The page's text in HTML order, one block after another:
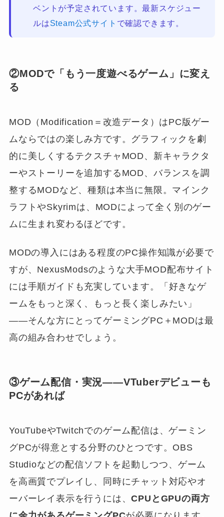
ベントが予定されています。最新スケジュー
ルはSteam公式サイト で確認できます。
②MODで「もう一度遊べるゲーム」に変え
る
MOD（Modification＝改造データ）はPC版ゲー
ムならではの楽しみ方です。グラフィックを劇
的に美しくするテクスチャMOD、新キャラクタ
ーやストーリーを追加するMOD、バランスを調
整するMODなど、種類は本当に無限。マインク
ラフトやSkyrimは、MODによって全く別のゲー
ムに生まれ変わるほどです。
MODの導入にはある程度のPC操作知識が必要で
すが、NexusModsのような大手MOD配布サイト
には手順ガイドも充実しています。「好きなゲ
ームをもっと深く、もっと長く楽しみたい」
——そんな方にとってゲーミングPC＋MODは最
高の組み合わせでしょう。
③ゲーム配信・実況——VTuberデビューも
PCがあれば
YouTubeやTwitchでのゲーム配信は、ゲーミン
グPCが得意とする分野のひとつです。OBS
Studioなどの配信ソフトを起動しつつ、ゲーム
を高画質でプレイし、同時にチャット対応やオ
ーバーレイ表示を行うには、CPUとGPUの両方